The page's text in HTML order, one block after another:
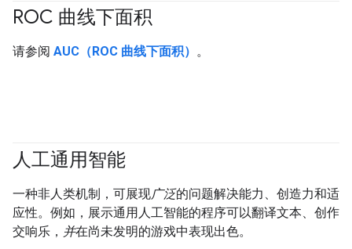
ROC 曲线下面积
请参阅 AUC（ROC 曲线下面积） 。
人工通用智能
一种非人类机制，可展现广泛的问题解决能力、创造力和适
应性。例如，展示通用人工智能的程序可以翻译文本、创作
交响乐， 并在尚未发明的游戏中表现出色。